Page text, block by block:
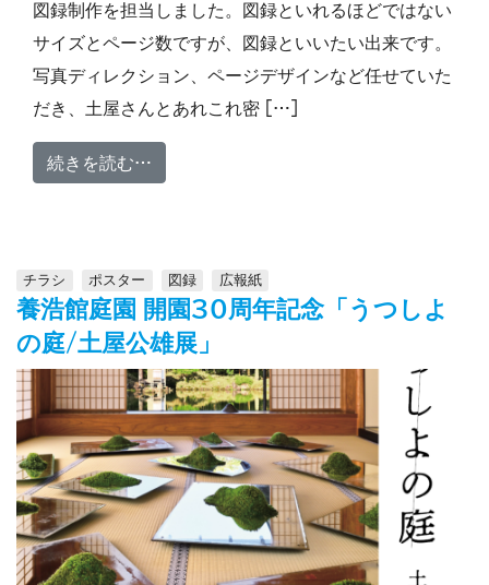
図録制作を担当しました。図録といれるほどではない
サイズとページ数ですが、図録といいたい出来です。
写真ディレクション、ページデザインなど任せていた
だき、土屋さんとあれこれ密 […]
続きを読む…
チラシ ポスター 図録 広報紙
養浩館庭園 開園30周年記念「うつしよ
の庭/土屋公雄展」